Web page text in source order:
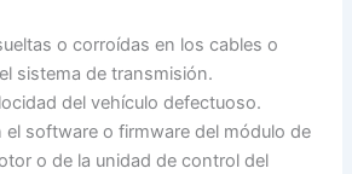
o corroídas en los cables o
sistema de transmisión.
del vehículo defectuoso.
el software o firmware del módulo de
o de la unidad de control del